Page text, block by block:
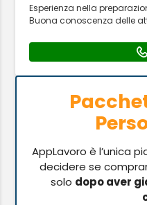
Esperienza nella
Buona conoscenza delle
AppLavoro è l’unica
decidere se
solo dopo aver